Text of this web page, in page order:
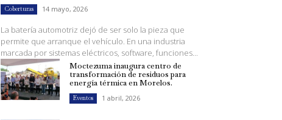
Coberturas 14 mayo, 2026
La batería automotriz dejó de ser solo la pieza que
permite que arranque el vehículo. En una industria
marcada por sistemas eléctricos, software, funciones...
Moctezuma inaugura centro de
transformación de residuos para
energía térmica en Morelos.
Eventos 1 abril, 2026